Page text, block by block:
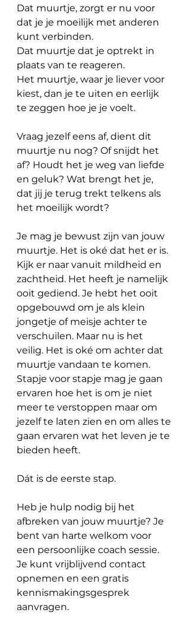
Dat muurtje, zorgt er nu voor
dat je je moeilijk met anderen
kunt verbinden.
Dat muurtje dat je optrekt in
plaats van te reageren.
Het muurtje, waar je liever voor
kiest, dan je te uiten en eerlijk
te zeggen hoe je je voelt.
Vraag jezelf eens af, dient dit
muurtje nu nog? Of snijdt het
af? Houdt het je weg van liefde
en geluk? Wat brengt het je,
dat jij je terug trekt telkens als
het moeilijk wordt?
Je mag je bewust zijn van jouw
muurtje. Het is oké dat het er is.
Kijk er naar vanuit mildheid en
zachtheid. Het heeft je namelijk
ooit gediend. Je hebt het ooit
opgebouwd om je als klein
jongetje of meisje achter te
verschuilen. Maar nu is het
veilig. Het is oké om achter dat
muurtje vandaan te komen.
Stapje voor stapje mag je gaan
ervaren hoe het is om je niet
meer te verstoppen maar om
jezelf te laten zien en om alles te
gaan ervaren wat het leven je te
bieden heeft.
Dát is de eerste stap.
Heb je hulp nodig bij het
afbreken van jouw muurtje? Je
bent van harte welkom voor
een persoonlijke coach sessie.
Je kunt vrijblijvend contact
opnemen en een gratis
kennismakingsgesprek
aanvragen.